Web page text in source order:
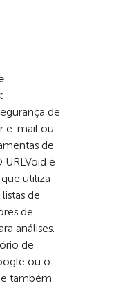
de
e-mail ou
de
é
utiliza
de
de
análises.
de
ou o
também